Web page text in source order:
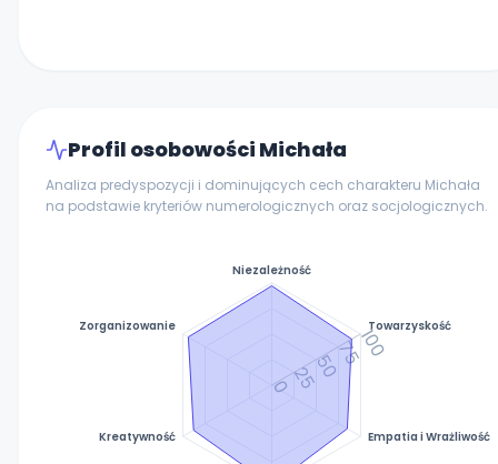
Profil osobowości Michała
Analiza predyspozycji i dominujących cech charakteru Michała
na podstawie kryteriów numerologicznych oraz socjologicznych.
Niezależność
Towarzyskość
Empatia i Wrażliwość
Kreatywność
Zorganizowanie
0255075100